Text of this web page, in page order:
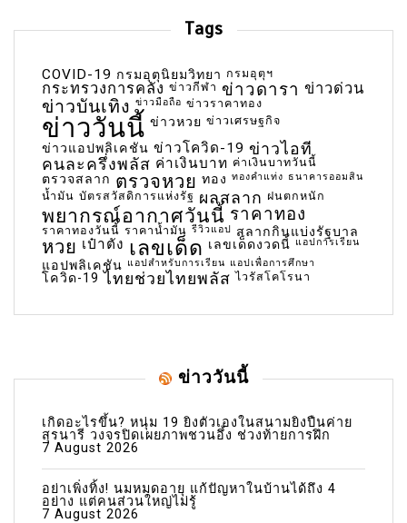
Tags
COVID-19 กรมอุตุนิยมวิทยา กรมอุตุฯ
กระทรวงการคลัง ข่าวกีฬา ข่าวดารา ข่าวด่วน
ข่าวบันเทิง ข่าวมือถือ ข่าวราคาทอง
ข่าววันนี้ ข่าวหวย ข่าวเศรษฐกิจ
ข่าวแอปพลิเคชัน ข่าวโควิด-19 ข่าวไอที
คนละครึ่งพลัส ค่าเงินบาท ค่าเงินบาทวันนี้
ตรวจสลาก ตรวจหวย ทอง ทองคำแท่ง ธนาคารออมสิน
น้ำมัน บัตรสวัสดิการแห่งรัฐ ผลสลาก ฝนตกหนัก
พยากรณ์อากาศวันนี้ ราคาทอง
ราคาทองวันนี้ ราคาน้ำมัน รีวิวแอป สลากกินแบ่งรัฐบาล
หวย เป๋าตัง เลขเด็ด เลขเด็ดงวดนี้ แอปการเรียน
แอปพลิเคชัน แอปสำหรับการเรียน แอปเพื่อการศึกษา
โควิด-19 ไทยช่วยไทยพลัส ไวรัสโคโรนา
ข่าววันนี้
เกิดอะไรขึ้น? หนุ่ม 19 ยิงตัวเองในสนามยิงปืนค่าย
สุรนารี วงจรปิดเผยภาพชวนอึ้ง ช่วงท้ายการฝึก
7 August 2026
อย่าเพิ่งทิ้ง! นมหมดอายุ แก้ปัญหาในบ้านได้ถึง 4
อย่าง แต่คนส่วนใหญ่ไม่รู้
7 August 2026